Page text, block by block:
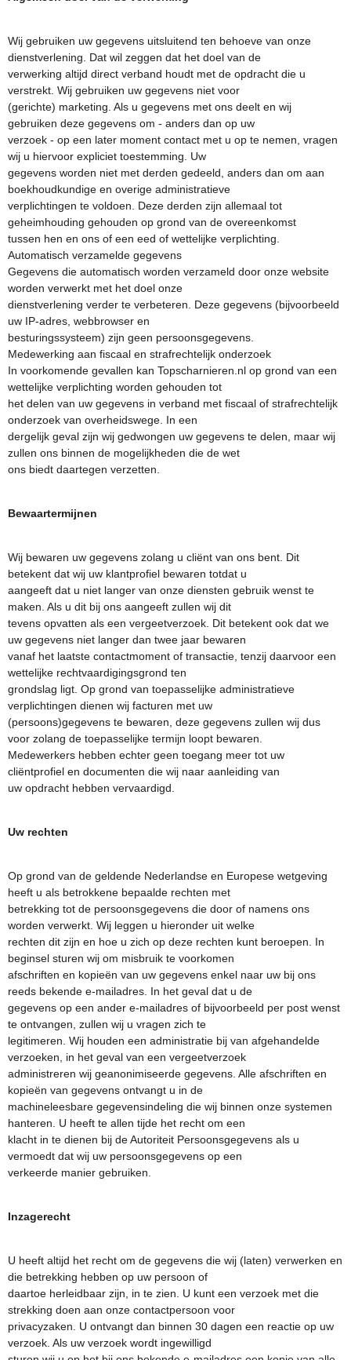
Wij gebruiken uw gegevens uitsluitend ten behoeve van onze
dienstverlening. Dat wil zeggen dat het doel van de
verwerking altijd direct verband houdt met de opdracht die u
verstrekt. Wij gebruiken uw gegevens niet voor
(gerichte) marketing. Als u gegevens met ons deelt en wij
gebruiken deze gegevens om - anders dan op uw
verzoek - op een later moment contact met u op te nemen, vragen
wij u hiervoor expliciet toestemming. Uw
gegevens worden niet met derden gedeeld, anders dan om aan
boekhoudkundige en overige administratieve
verplichtingen te voldoen. Deze derden zijn allemaal tot
geheimhouding gehouden op grond van de overeenkomst
tussen hen en ons of een eed of wettelijke verplichting.
Automatisch verzamelde gegevens
Gegevens die automatisch worden verzameld door onze website
worden verwerkt met het doel onze
dienstverlening verder te verbeteren. Deze gegevens (bijvoorbeeld
uw IP-adres, webbrowser en
besturingssysteem) zijn geen persoonsgegevens.
Medewerking aan fiscaal en strafrechtelijk onderzoek
In voorkomende gevallen kan Topscharnieren.nl op grond van een
wettelijke verplichting worden gehouden tot
het delen van uw gegevens in verband met fiscaal of strafrechtelijk
onderzoek van overheidswege. In een
dergelijk geval zijn wij gedwongen uw gegevens te delen, maar wij
zullen ons binnen de mogelijkheden die de wet
ons biedt daartegen verzetten.
Bewaartermijnen
Wij bewaren uw gegevens zolang u cliënt van ons bent. Dit
betekent dat wij uw klantprofiel bewaren totdat u
aangeeft dat u niet langer van onze diensten gebruik wenst te
maken. Als u dit bij ons aangeeft zullen wij dit
tevens opvatten als een vergeetverzoek. Dit betekent ook dat we
uw gegevens niet langer dan twee jaar bewaren
vanaf het laatste contactmoment of transactie, tenzij daarvoor een
wettelijke rechtvaardigingsgrond ten
grondslag ligt. Op grond van toepasselijke administratieve
verplichtingen dienen wij facturen met uw
(persoons)gegevens te bewaren, deze gegevens zullen wij dus
voor zolang de toepasselijke termijn loopt bewaren.
Medewerkers hebben echter geen toegang meer tot uw
cliëntprofiel en documenten die wij naar aanleiding van
uw opdracht hebben vervaardigd.
Uw rechten
Op grond van de geldende Nederlandse en Europese wetgeving
heeft u als betrokkene bepaalde rechten met
betrekking tot de persoonsgegevens die door of namens ons
worden verwerkt. Wij leggen u hieronder uit welke
rechten dit zijn en hoe u zich op deze rechten kunt beroepen. In
beginsel sturen wij om misbruik te voorkomen
afschriften en kopieën van uw gegevens enkel naar uw bij ons
reeds bekende e-mailadres. In het geval dat u de
gegevens op een ander e-mailadres of bijvoorbeeld per post wenst
te ontvangen, zullen wij u vragen zich te
legitimeren. Wij houden een administratie bij van afgehandelde
verzoeken, in het geval van een vergeetverzoek
administreren wij geanonimiseerde gegevens. Alle afschriften en
kopieën van gegevens ontvangt u in de
machineleesbare gegevensindeling die wij binnen onze systemen
hanteren. U heeft te allen tijde het recht om een
klacht in te dienen bij de Autoriteit Persoonsgegevens als u
vermoedt dat wij uw persoonsgegevens op een
verkeerde manier gebruiken.
Inzagerecht
U heeft altijd het recht om de gegevens die wij (laten) verwerken en
die betrekking hebben op uw persoon of
daartoe herleidbaar zijn, in te zien. U kunt een verzoek met die
strekking doen aan onze contactpersoon voor
privacyzaken. U ontvangt dan binnen 30 dagen een reactie op uw
verzoek. Als uw verzoek wordt ingewilligd